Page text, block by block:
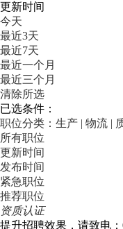
更新时间
今天
最近3天
最近7天
最近一个月
最近三个月
清除所选
已选条件：
职位分类：生产 | 物流 |
所有职位
更新时间
发布时间
紧急职位
推荐职位
资质认证
提升招聘效果，请致电：